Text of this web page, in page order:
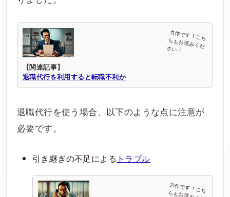
【関連記事】
退職代行を利用すると転職不利か
退職代行を使う場合、以下のような点に注意が
必要です。
引き継ぎの不足による トラブル